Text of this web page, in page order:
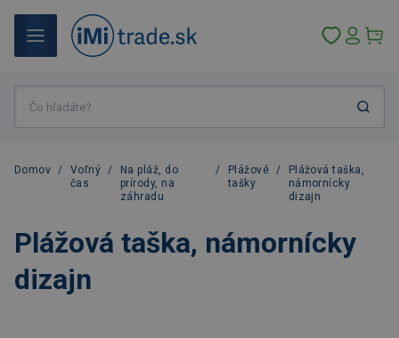
Domov /
Voľný
čas
/
Na pláž, do
prírody, na
záhradu
/
Plážové
tašky
/
Plážová taška,
námornícky
dizajn
Plážová taška, námornícky
dizajn